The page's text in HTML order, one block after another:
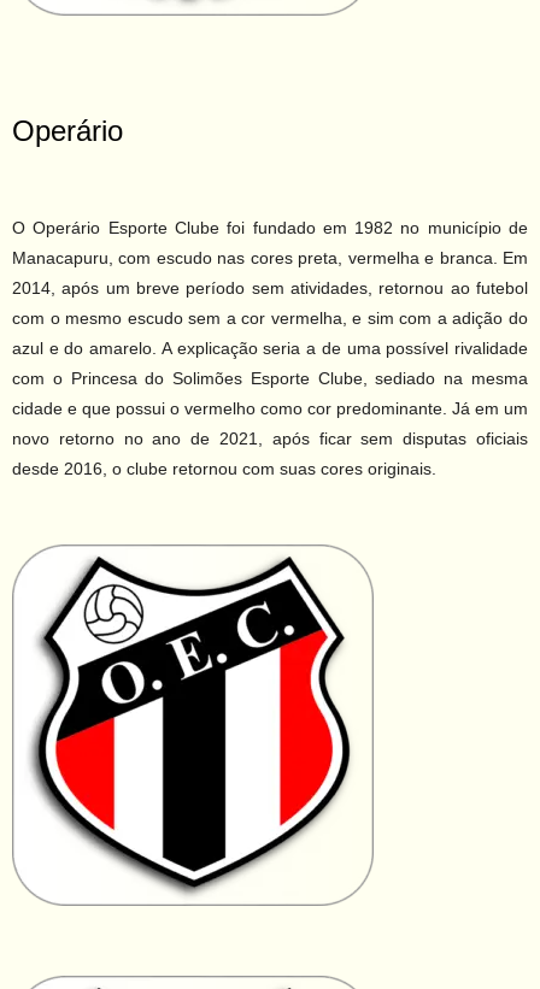
Operário
O Operário Esporte Clube foi fundado em 1982 no município de
Manacapuru, com escudo nas cores preta, vermelha e branca. Em
2014, após um breve período sem atividades, retornou ao futebol
com o mesmo escudo sem a cor vermelha, e sim com a adição do
azul e do amarelo. A explicação seria a de uma possível rivalidade
com o Princesa do Solimões Esporte Clube, sediado na mesma
cidade e que possui o vermelho como cor predominante. Já em um
novo retorno no ano de 2021, após ficar sem disputas oficiais
desde 2016, o clube retornou com suas cores originais.